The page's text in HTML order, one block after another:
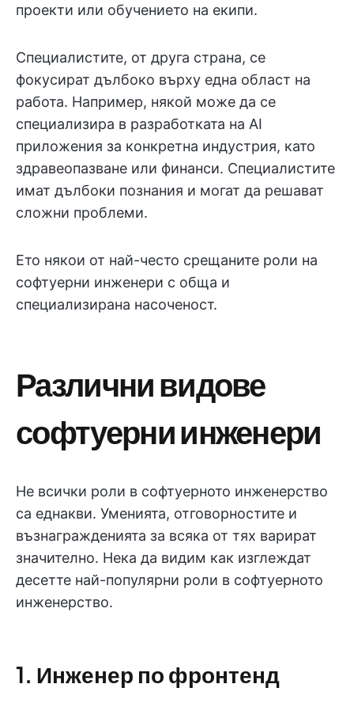
проекти или обучението на екипи.
Специалистите, от друга страна, се
фокусират дълбоко върху една област на
работа. Например, някой може да се
специализира в разработката на AI
приложения за конкретна индустрия, като
здравеопазване или финанси. Специалистите
имат дълбоки познания и могат да решават
сложни проблеми.
Ето някои от най-често срещаните роли на
софтуерни инженери с обща и
специализирана насоченост.
Различни видове
софтуерни инженери
Не всички роли в софтуерното инженерство
са еднакви. Уменията, отговорностите и
възнагражденията за всяка от тях варират
значително. Нека да видим как изглеждат
десетте най-популярни роли в софтуерното
инженерство.
1. Инженер по фронтенд